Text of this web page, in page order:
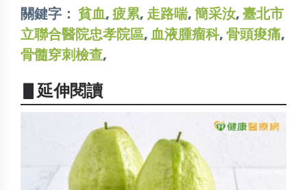
關鍵字： 貧血, 疲累, 走路喘, 簡采汝, 臺北市
立聯合醫院忠孝院區, 血液腫瘤科, 骨頭痠痛,
骨髓穿刺檢查,
▋延伸閱讀